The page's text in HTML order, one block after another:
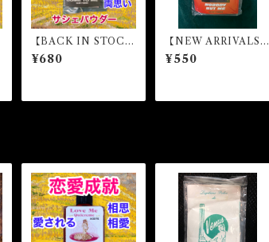
【BACK IN STOC
K】カムトゥーミー
マジカルパウダー・魔
wder
¥680
【NEW ARRIVALS】
ノバディ・バット・ミ
ー マジカルパウダ
agical Powder
¥550